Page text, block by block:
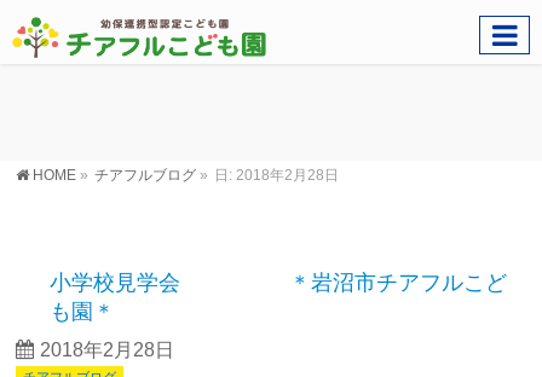
HOME » チアフルブログ » 日: 2018年2月28日
小学校見学会 ＊岩沼市チアフルこど
も園＊
2018年2月28日